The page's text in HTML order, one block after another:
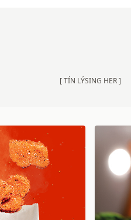
[ TÍN LÝSING HER ]